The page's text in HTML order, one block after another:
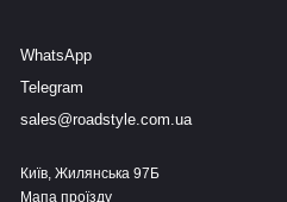
WhatsApp
Telegram
sales@roadstyle.com.ua
Київ, Жилянська 97Б
Мапа проїзду